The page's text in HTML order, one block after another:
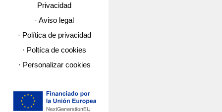
Privacidad
· Aviso legal
· Política de privacidad
· Poltíca de cookies
· Personalizar cookies